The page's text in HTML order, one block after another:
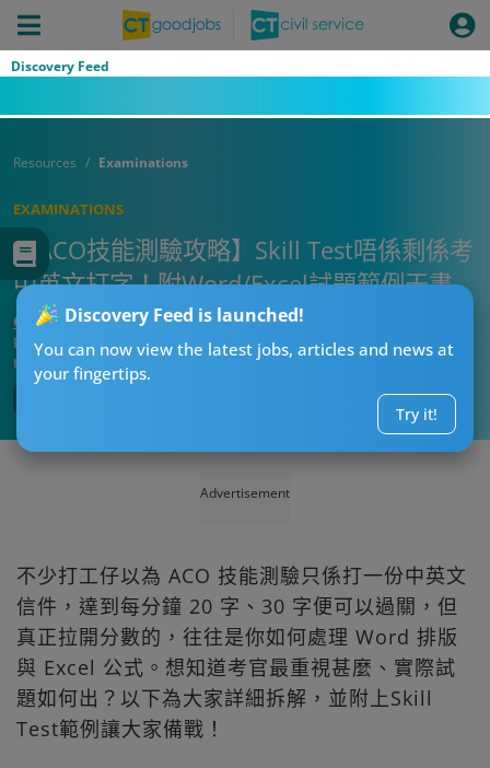
Discovery Feed
Discovery Feed is launched!
You can now view the latest jobs, articles and news at
your fingertips.
Try it!
Resources Examinations
EXAMINATIONS
【ACO技能測驗攻略】Skill Test唔係剩係考
中英文打字！附Word/Excel試題範例天書
CT求職戰略師
Published:
2026-07-19 22:30
Updated:
2026-07-19 22:30
Advertisement
不少打工仔以為 ACO 技能測驗只係打一份中英文
信件，達到每分鐘 20 字、30 字便可以過關，但
真正拉開分數的，往往是你如何處理 Word 排版
與 Excel 公式。想知道考官最重視甚麼、實際試
題如何出？以下為大家詳細拆解，並附上Skill
Test範例讓大家備戰！